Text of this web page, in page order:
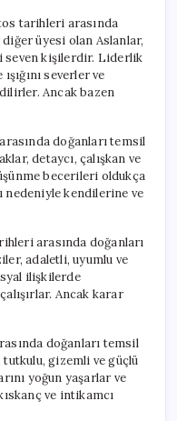
tarihleri arasında
üyesi olan Aslanlar,
seven kişilerdir. Liderlik
severler ve
Ancak bazen
doğanları temsil
detaycı, çalışkan ve
becerileri oldukça
nedeniyle kendilerine ve
arasında doğanları
adaletli, uyumlu ve
ilişkilerde
Ancak karar
doğanları temsil
gizemli ve güçlü
yoğun yaşarlar ve
ve intikamcı